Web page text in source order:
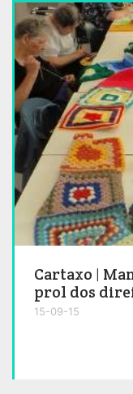
Cartaxo |
prol dos
15-09-15